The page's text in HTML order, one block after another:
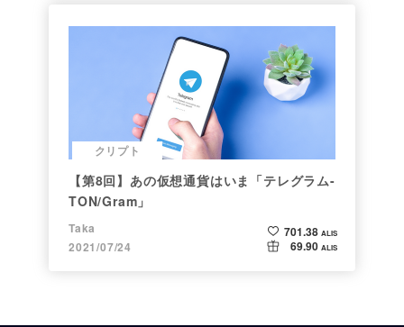
クリプト
【第8回】あの仮想通貨はいま「テレグラム-
TON/Gram」
Taka
2021/07/24
701.38 ALIS
69.90 ALIS